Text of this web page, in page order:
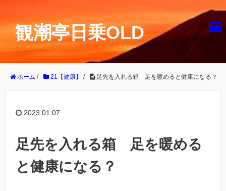
観潮亭日乗OLD
ホーム / 21【健康】 / 足先を入れる箱 足を暖めると健康になる？
2023.01.07
足先を入れる箱 足を暖める
と健康になる？